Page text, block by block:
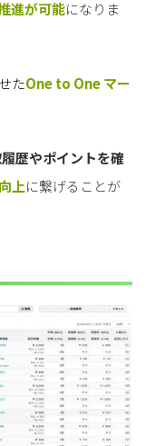
進が可能になりま
たOne to One マー
歴やポイントを確
上に繋げることが